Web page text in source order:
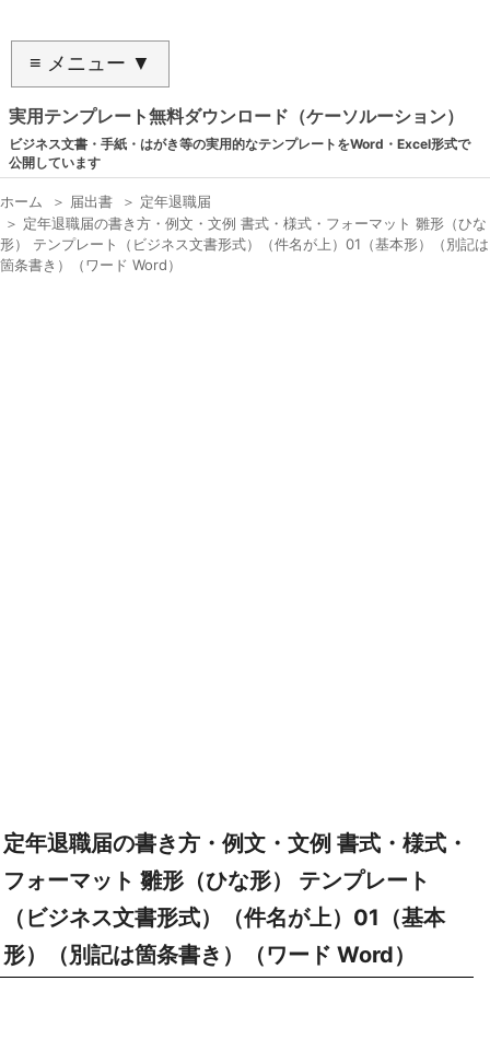
≡ メニュー ▼
実用テンプレート無料ダウンロード（ケーソルーション）
ビジネス文書・手紙・はがき等の実用的なテンプレートをWord・Excel形式で
公開しています
ホーム ＞ 届出書 ＞ 定年退職届
＞ 定年退職届の書き方・例文・文例 書式・様式・フォーマット 雛形（ひな
形） テンプレート（ビジネス文書形式）（件名が上）01（基本形）（別記は
箇条書き）（ワード Word）
定年退職届の書き方・例文・文例 書式・様式・
フォーマット 雛形（ひな形） テンプレート
（ビジネス文書形式）（件名が上）01（基本
形）（別記は箇条書き）（ワード Word）